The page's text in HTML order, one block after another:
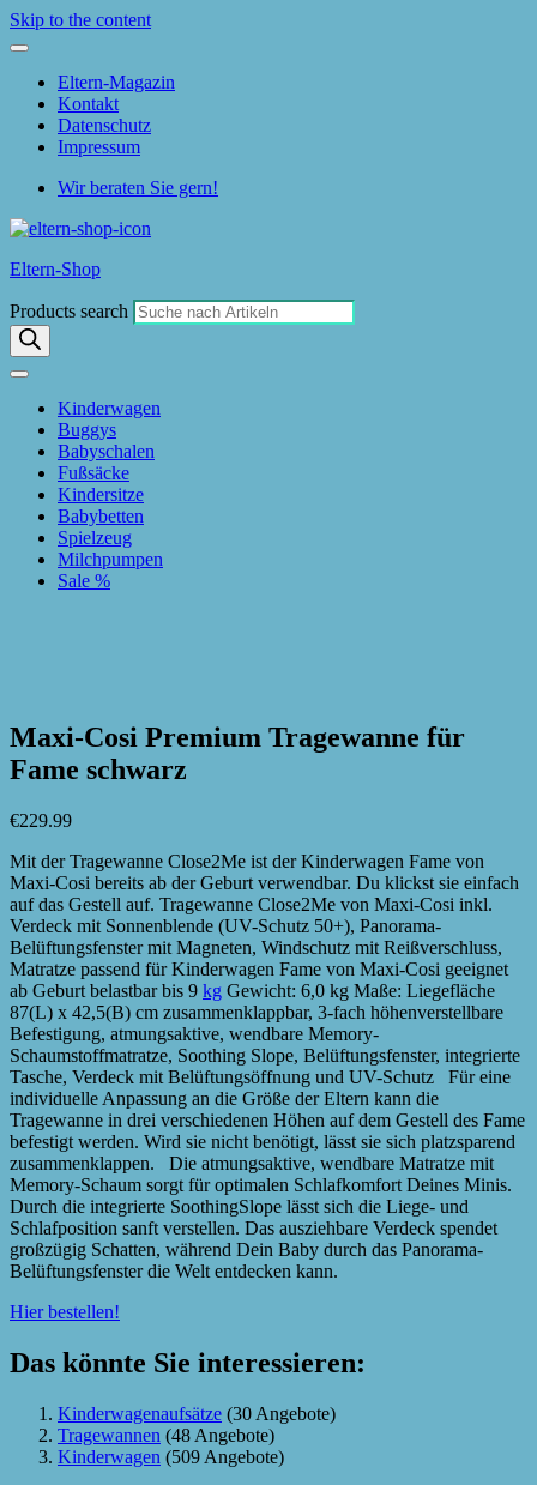
Skip to the content
Eltern-Magazin
Kontakt
Datenschutz
Impressum
Wir beraten Sie gern!
Eltern-Shop
Products search
Kinderwagen
Buggys
Babyschalen
Fußsäcke
Kindersitze
Babybetten
Spielzeug
Milchpumpen
Sale %
Maxi-Cosi Premium Tragewanne für
Fame schwarz
€229.99
Mit der Tragewanne Close2Me ist der Kinderwagen Fame von
Maxi-Cosi bereits ab der Geburt verwendbar. Du klickst sie einfach
auf das Gestell auf. Tragewanne Close2Me von Maxi-Cosi inkl.
Verdeck mit Sonnenblende (UV-Schutz 50+), Panorama-
Belüftungsfenster mit Magneten, Windschutz mit Reißverschluss,
Matratze passend für Kinderwagen Fame von Maxi-Cosi geeignet
ab Geburt belastbar bis 9 kg Gewicht: 6,0 kg Maße: Liegefläche
87(L) x 42,5(B) cm zusammenklappbar, 3-fach höhenverstellbare
Befestigung, atmungsaktive, wendbare Memory-
Schaumstoffmatratze, Soothing Slope, Belüftungsfenster, integrierte
Tasche, Verdeck mit Belüftungsöffnung und UV-Schutz Für eine
individuelle Anpassung an die Größe der Eltern kann die
Tragewanne in drei verschiedenen Höhen auf dem Gestell des Fame
befestigt werden. Wird sie nicht benötigt, lässt sie sich platzsparend
zusammenklappen. Die atmungsaktive, wendbare Matratze mit
Memory-Schaum sorgt für optimalen Schlafkomfort Deines Minis.
Durch die integrierte SoothingSlope lässt sich die Liege- und
Schlafposition sanft verstellen. Das ausziehbare Verdeck spendet
großzügig Schatten, während Dein Baby durch das Panorama-
Belüftungsfenster die Welt entdecken kann.
Hier bestellen!
Das könnte Sie interessieren:
Kinderwagenaufsätze (30 Angebote)
Tragewannen (48 Angebote)
Kinderwagen (509 Angebote)